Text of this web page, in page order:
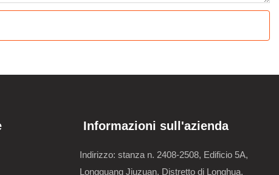
Informazioni sull'azienda
Indirizzo: stanza n. 2408-2508, Edificio 5A,
Longguang Jiuzuan, Distretto di Longhua,